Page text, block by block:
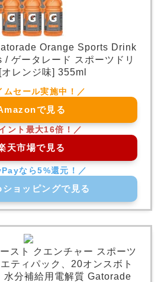
Orange Sports Drink
ゲータレード スポーツドリ
オレンジ味] 355ml
で見る
天市場で見る
ョッピングで見る
スト クエンチャー スポーツ
ティパック、20オンスボト
水分補給用電解質 Gatorade